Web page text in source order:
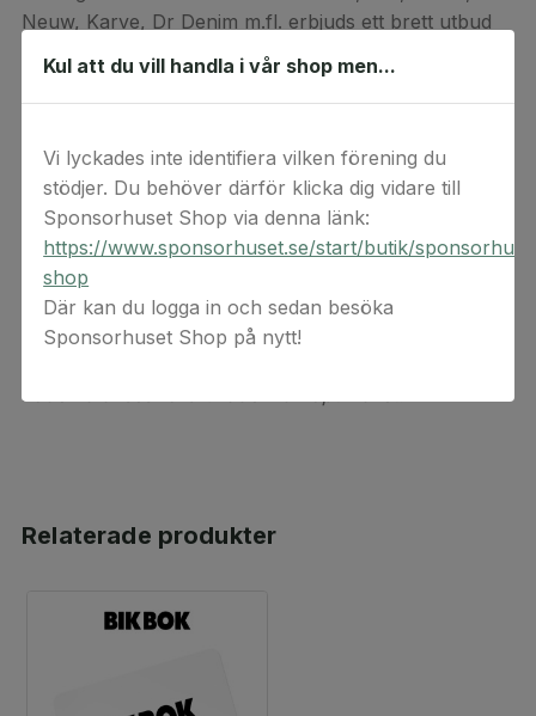
Neuw, Karve, Dr Denim m.fl. erbjuds ett brett utbud
från de viktigaste aktörerna på marknaden. Carlings
verkar i Sverige, Norge och Finland och lägger sin
stolthet i produktkunskap och kvalitet.
Presentkortet är giltigt i två år och kan användas i
Carlingsbutiker över hela landet, eller online på
carlings.com. Presentkortet kan inte bytas mot
kontanter.
Detta är en digital produkt. Digital(a) värdekod(er)
levereras via e-post. Observera att ångerrätten inte
koderna anses förbrukade vid köptillfället.
Relaterade produkter
Kul att du vill handla i vår shop men...
Vi lyckades inte identifiera vilken förening du
stödjer. Du behöver därför klicka dig vidare till
Sponsorhuset Shop via denna länk:
https://www.sponsorhuset.se/start/butik/
shop
Där kan du logga in och sedan besöka
Sponsorhuset Shop på nytt!